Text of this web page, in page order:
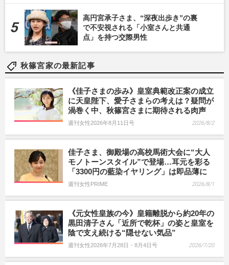
高円宮承子さま、“深夜出歩き”の裏
で不安視される「小室さんと共通
点」を持つ交際男性
秋篠宮家の最新記事
《佳子さまの歩み》皇室典範改正案の成立
に天皇陛下、愛子さまらの考えは？疑問が
渦巻く中、秋篠宮さまに期待される肉声
週刊女性2026年8月11日号 2026/8/2
佳子さま、御殿場の高校馬術大会に“大人
モノトーンスタイル”で登場…耳元を彩る
「3300円の藍染イヤリング」は即品薄に
週刊女性PRIME 2026/8/1
《元女性皇族の今》皇籍離脱から約20年の
黒田清子さん「近所で乾杯」の姿と皇室を
陰で支え続ける“隠せない気品”
週刊女性2026年7月28日・8月4日号 2026/7/20